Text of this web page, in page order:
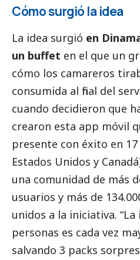
Cómo surgió la idea
La idea surgió en
un buffet en el que un
cómo los camareros
consumida al final del
cuando decidieron que
crearon esta app móvil
presente con éxito en
Estados Unidos y
una comunidad de más
usuarios y más de
unidos a la iniciativa.
personas es cada vez
salvando 3 packs